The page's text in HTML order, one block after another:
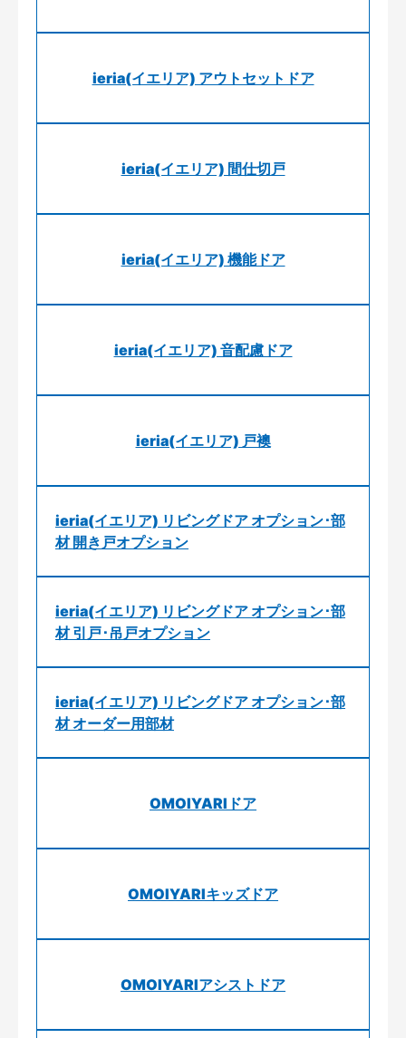
ieria(イエリア) アウトセットドア
ieria(イエリア) 間仕切戸
ieria(イエリア) 機能ドア
ieria(イエリア) 音配慮ドア
ieria(イエリア) 戸襖
ieria(イエリア) リビングドア オプション･部
材 開き戸オプション
ieria(イエリア) リビングドア オプション･部
材 引戸･吊戸オプション
ieria(イエリア) リビングドア オプション･部
材 オーダー用部材
OMOIYARIドア
OMOIYARIキッズドア
OMOIYARIアシストドア